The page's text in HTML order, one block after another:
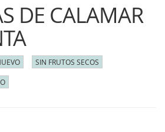
DE CALAMAR
SIN FRUTOS SECOS